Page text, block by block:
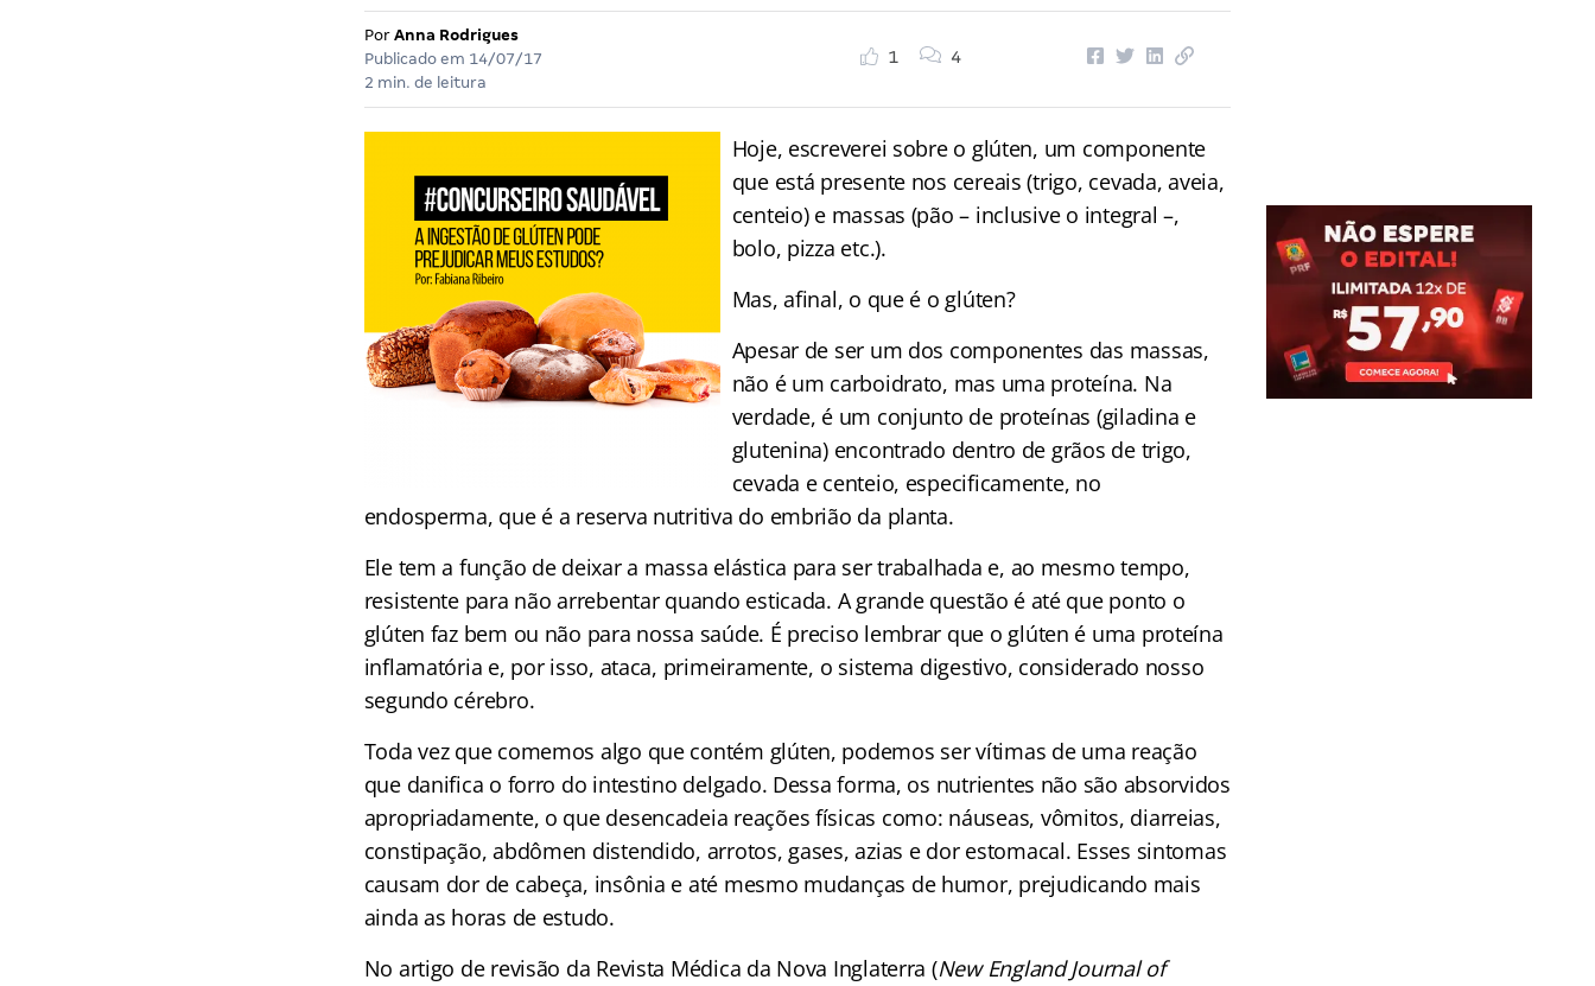
Por Anna Rodrigues
Publicado em 14/07/17
2 min. de leitura
1 4
Hoje, escreverei sobre o glúten, um componente
que está presente nos cereais (trigo, cevada, aveia,
centeio) e massas (pão – inclusive o integral –,
bolo, pizza etc.).
Mas, afinal, o que é o glúten?
Apesar de ser um dos componentes das massas,
não é um carboidrato, mas uma proteína. Na
verdade, é um conjunto de proteínas (giladina e
glutenina) encontrado dentro de grãos de trigo,
cevada e centeio, especificamente, no
endosperma, que é a reserva nutritiva do embrião da planta.
Ele tem a função de deixar a massa elástica para ser trabalhada e, ao mesmo tempo,
resistente para não arrebentar quando esticada. A grande questão é até que ponto o
glúten faz bem ou não para nossa saúde. É preciso lembrar que o glúten é uma proteína
inflamatória e, por isso, ataca, primeiramente, o sistema digestivo, considerado nosso
segundo cérebro.
Toda vez que comemos algo que contém glúten, podemos ser vítimas de uma reação
que danifica o forro do intestino delgado. Dessa forma, os nutrientes não são absorvidos
apropriadamente, o que desencadeia reações físicas como: náuseas, vômitos, diarreias,
constipação, abdômen distendido, arrotos, gases, azias e dor estomacal. Esses sintomas
causam dor de cabeça, insônia e até mesmo mudanças de humor, prejudicando mais
ainda as horas de estudo.
No artigo de revisão da Revista Médica da Nova Inglaterra (New England Journal of